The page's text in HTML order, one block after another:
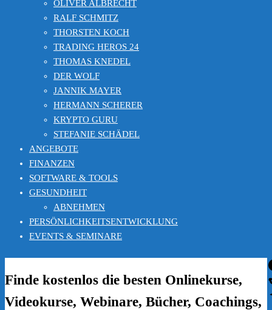
OLIVER ALBRECHT
RALF SCHMITZ
THORSTEN KOCH
TRADING HEROS 24
THOMAS KNEDEL
DER WOLF
JANNIK MAYER
HERMANN SCHERER
KRYPTO GURU
STEFANIE SCHÄDEL
ANGEBOTE
FINANZEN
SOFTWARE & TOOLS
GESUNDHEIT
ABNEHMEN
PERSÖNLICHKEITSENTWICKLUNG
EVENTS & SEMINARE
Finde kostenlos die besten Onlinekurse,
Videokurse, Webinare, Bücher, Coachings,